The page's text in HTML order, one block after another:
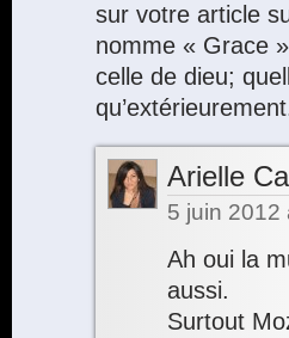
sur votre article
nomme « Grace
celle de dieu;
Arielle
5 juin 2012
Ah oui la
aussi.
Surtout